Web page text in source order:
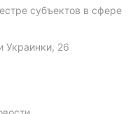
субъектов в сфере
Украинки, 26